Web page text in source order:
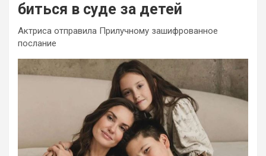
биться в суде за детей
Актриса отправила Прилучному зашифрованное
послание